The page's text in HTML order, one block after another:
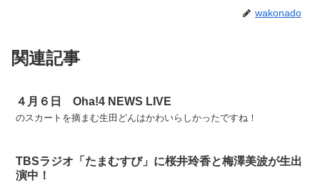
wakonado
関連記事
４月６日 Oha!4 NEWS LIVE
のスカートを摘まむ生田どんはかわいらしかったですね！
TBSラジオ「たまむすび」に桜井玲香と梅澤美波が生出
演中！